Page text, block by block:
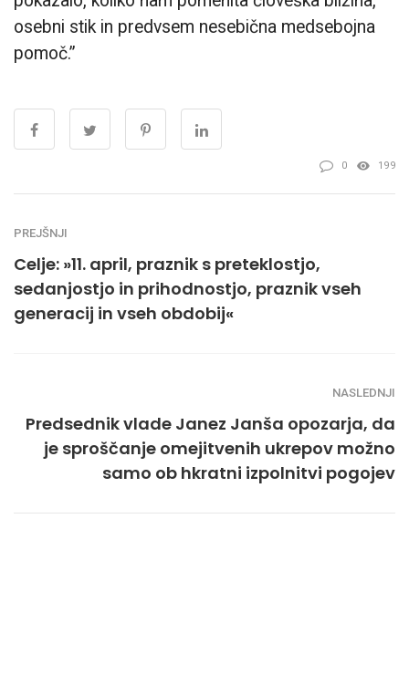
osebni stik in predvsem nesebična medsebojna
pomoč.”
0 199
PREJŠNJI
Celje: »11. april, praznik s preteklostjo,
sedanjostjo in prihodnostjo, praznik vseh
generacij in vseh obdobij«
NASLEDNJI
Predsednik vlade Janez Janša opozarja, da
je sproščanje omejitvenih ukrepov možno
samo ob hkratni izpolnitvi pogojev